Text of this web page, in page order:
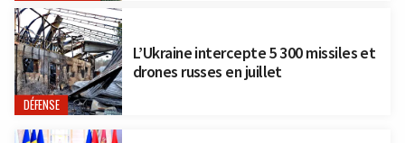
DÉFENSE
L’Ukraine intercepte 5 300 missiles et
drones russes en juillet